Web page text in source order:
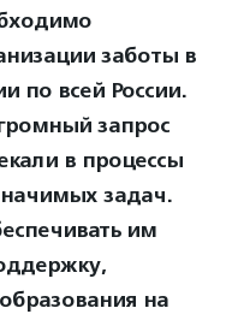
заботы в
по всей России.
запрос
в процессы
задач.
им
на